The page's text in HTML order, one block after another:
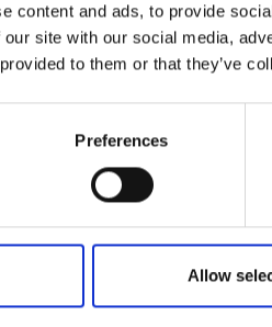
content and ads, to provide
site with our social media,
to them or that they’ve
Preferences
Allow
ja
siirtyessä vuoden
jatkavat samoissa tiloissa
lisääntyy
on lisätty muun
rakentaminen niin ikään
ja toinen vireillä Kylkivaaraan.
ja Iijärven-Ristijärven